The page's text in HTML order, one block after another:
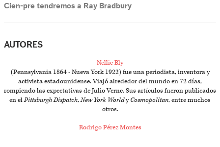
Cien-pre tendremos a Ray Bradbury
AUTORES
Nellie Bly
(Pennsylvania 1864 - Nueva York 1922) fue una periodista, inventora y
activista estadounidense. Viajó alrededor del mundo en 72 días,
rompiendo las expectativas de Julio Verne. Sus artículos fueron publicados
en elPittsburgh Dispatch,New York WorldyCosmopolitan, entre muchos
otros.
Rodrigo Pérez Montes